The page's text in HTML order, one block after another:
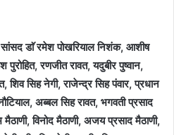
सांसद डाॅ रमेश पोखरियाल निशंक, आशीष
रणजीत रावत, यदुबीर पुष्वान,
शिव सिह नेगी, राजेन्द्र सिह पंवार, प्रधान
अब्बल सिह रावत, भगवती प्रसाद
विनोद मैठाणी, अजय प्रसाद मैठाणी,